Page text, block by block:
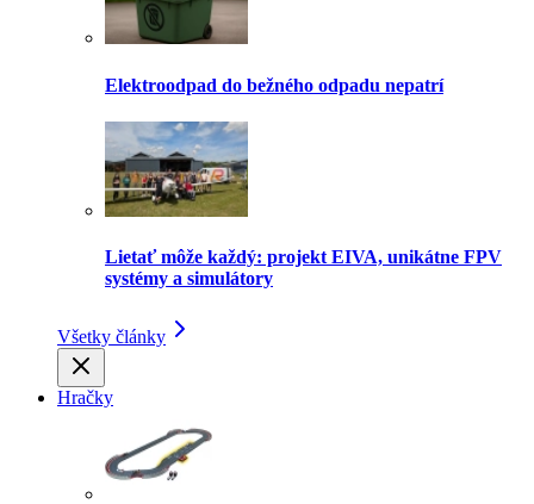
Elektroodpad do bežného odpadu nepatrí
Lietať môže každý: projekt EIVA, unikátne FPV
systémy a simulátory
Všetky články
Hračky